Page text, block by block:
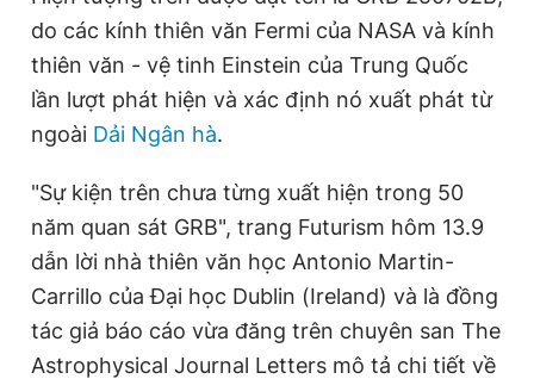
e
do các kính thiên văn Fermi của NASA và kính
thiên văn - vệ tinh Einstein của Trung Quốc
lần lượt phát hiện và xác định nó xuất phát từ
ngoài Dải Ngân hà.
"Sự kiện trên chưa từng xuất hiện trong 50
năm quan sát GRB", trang Futurism hôm 13.9
dẫn lời nhà thiên văn học Antonio Martin-
Carrillo của Đại học Dublin (Ireland) và là đồng
tác giả báo cáo vừa đăng trên chuyên san The
Astrophysical Journal Letters mô tả chi tiết về